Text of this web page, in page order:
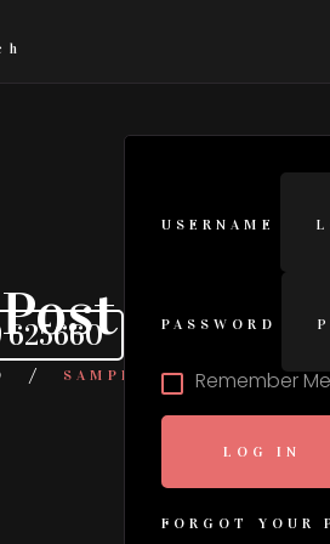
625660
USERNAME
PASSWORD
Remember Me
FORGOT YOUR
With
SAMPLE POST WITH